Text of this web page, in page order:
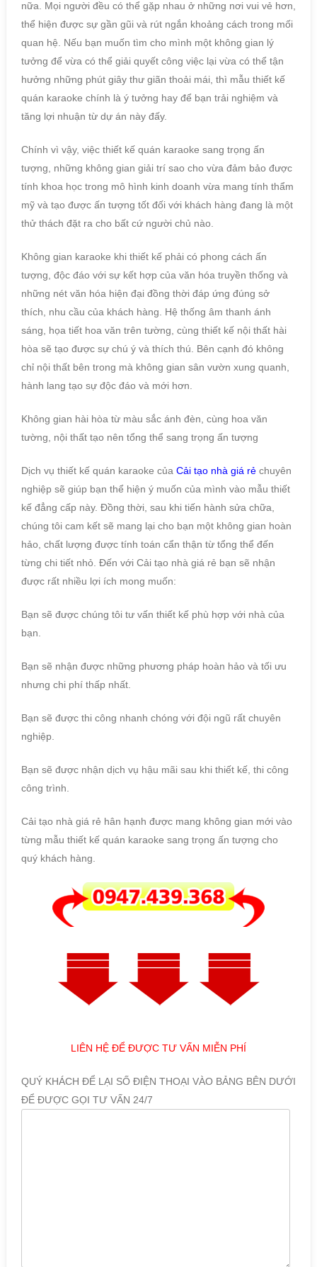
nữa. Mọi người đều có thể gặp nhau ở những nơi vui vẻ hơn,
thể hiện được sự gần gũi và rút ngắn khoảng cách trong mối
quan hệ. Nếu bạn muốn tìm cho mình một không gian lý
tưởng để vừa có thể giải quyết công việc lại vừa có thể tận
hưởng những phút giây thư giãn thoải mái, thì mẫu thiết kế
quán karaoke chính là ý tưởng hay để bạn trải nghiệm và
tăng lợi nhuận từ dự án này đấy.
Chính vì vậy, việc thiết kế quán karaoke sang trọng ấn
tượng, những không gian giải trí sao cho vừa đảm bảo được
tính khoa học trong mô hình kinh doanh vừa mang tính thẩm
mỹ và tạo được ấn tượng tốt đối với khách hàng đang là một
thử thách đặt ra cho bất cứ người chủ nào.
Không gian karaoke khi thiết kế phải có phong cách ấn
tượng, độc đáo với sự kết hợp của văn hóa truyền thống và
những nét văn hóa hiện đại đồng thời đáp ứng đúng sở
thích, nhu cầu của khách hàng. Hệ thống âm thanh ánh
sáng, họa tiết hoa văn trên tường, cùng thiết kế nội thất hài
hòa sẽ tạo được sự chú ý và thích thú. Bên cạnh đó không
chỉ nội thất bên trong mà không gian sân vườn xung quanh,
hành lang tạo sự độc đáo và mới hơn.
Không gian hài hòa từ màu sắc ánh đèn, cùng hoa văn
tường, nội thất tạo nên tổng thể sang trọng ấn tượng
Dịch vụ thiết kế quán karaoke của Cải tạo nhà giá rẻ chuyên
nghiệp sẽ giúp bạn thể hiện ý muốn của mình vào mẫu thiết
kế đẳng cấp này. Đồng thời, sau khi tiến hành sửa chữa,
chúng tôi cam kết sẽ mang lại cho bạn một không gian hoàn
hảo, chất lượng được tính toán cẩn thận từ tổng thể đến
từng chi tiết nhỏ. Đến với Cải tạo nhà giá rẻ bạn sẽ nhận
được rất nhiều lợi ích mong muốn:
Bạn sẽ được chúng tôi tư vấn thiết kế phù hợp với nhà của
bạn.
Bạn sẽ nhận được những phương pháp hoàn hảo và tối ưu
nhưng chi phí thấp nhất.
Bạn sẽ được thi công nhanh chóng với đội ngũ rất chuyên
nghiệp.
Bạn sẽ được nhận dịch vụ hậu mãi sau khi thiết kế, thi công
công trình.
Cải tạo nhà giá rẻ hân hạnh được mang không gian mới vào
từng mẫu thiết kế quán karaoke sang trọng ấn tượng cho
quý khách hàng.
LIÊN HỆ ĐỂ ĐƯỢC TƯ VẤN MIỄN PHÍ
QUÝ KHÁCH ĐỂ LẠI SỐ ĐIỆN THOẠI VÀO BẢNG BÊN DƯỚI
ĐỂ ĐƯỢC GỌI TƯ VẤN 24/7